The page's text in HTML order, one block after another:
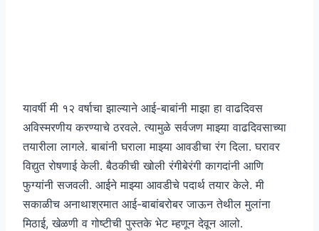
यावर्षी मी १२ वर्षाचा झाल्याने आई-बाबांनी माझा हा वाढदिवस
अविस्मरणीय करण्याचे ठरवले. त्यामुळे सर्वजण माझ्या वाढदिवसाच्या
तयारीला लागले. बाबांनी घराला माझ्या आवडीचा रंग दिला. घरावर
विद्युत रोषणाई केली. बैठकीची खोली रंगीबेरंगी कागदांनी आणि
फुग्यांनी सजवली. आईने माझ्या आवडीचे पदार्थ तयार केले. मी
सकाळीच अनाथाश्रमात आई-बाबांबरोबर जाऊन तेथील मुलांना
मिठाई, खेळणी व गोष्टीची पुस्तके भेट म्हणून देवून आलो.